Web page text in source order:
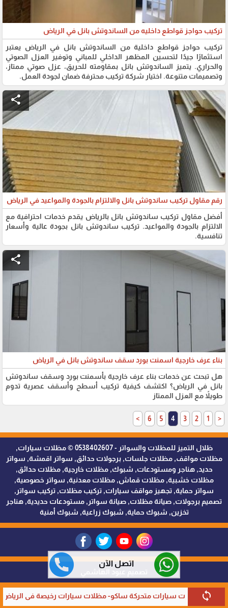
اتصل الآن
sync
سيارات متحركة ساكو- مظلات سيارات رخيصة في الرياض link صيانة
تركيب حواجز قواطع داخليه من الساندوتش بانل في الرياض
تركيب حواجز قواطع داخلية من الساندوتش بانل في الرياض يعتبر
استثمارًا جيدًا لتحسين المظهر الداخلي للمباني وتوفير العزل الصوتي
والحراري. يتميز الساندوتش بانل بمقاومته للحريق، عزل صوتي ممتاز،
وتصميمات متنوعة. اختيار شركة تركيب محترفة ضمان لجودة العمل.
share
رقم مقاول تركيب ساندوتش بانل والالتزام بالجودة والمواعيد في الرياض
أفضل مقاول تركيب ساندوتش بانل بالرياض يقدم خدمات احترافية مع
الالتزام بالجودة والمواعيد. تركيب ساندوتش بانل بجودة عالية وأسعار
تنافسية.
share
بناء عرف خارجية اسمنت بورد سقف ساندوتش بانل في الرياض
هل تبحث عن خدمات بناء عرف خارجية بأسمنت بورد وسقف ساندوتش
بانل في الرياض؟ اكتشف كيفية تركيب أسطح وأسقف عصرية تدوم
طويلاً مع العزل الممتاز
<
1
2
3
4
5
6
>
ظلال التميز للمظلات والسواتر - 0538402607 © مظلات سيارات,
مظلات مواقف, مظلات جلسات, برجولات حدائق, سواتر اقمشة, سواتر
حديد, هناجر ومستودعات, شبوك, مظلات خارجية, مظلات حدائق,
مظلات خشبية, مظلات قماش, مظلات معدنية, سواتر خصوصية,
سواتر حماية, تجهيز مواقف سيارات, تركيب مظلات, تركيب سواتر,
تصميم برجولات, صيانة مظلات, صيانة سواتر, مستودعات حديدية, هناجر
تخزين, شبوك حماية, شبوك زراعية, شبوك أمنية